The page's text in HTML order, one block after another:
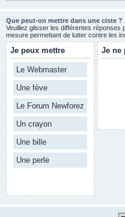
Que peut-on mettre dans une ciste ?
Veuillez glisser les différentes réponses
mesure permettant de lutter contre les
Je peux mettre
Le Webmaster
Une fève
Le Forum Newforez
Un crayon
Une bille
Une perle
Je ne